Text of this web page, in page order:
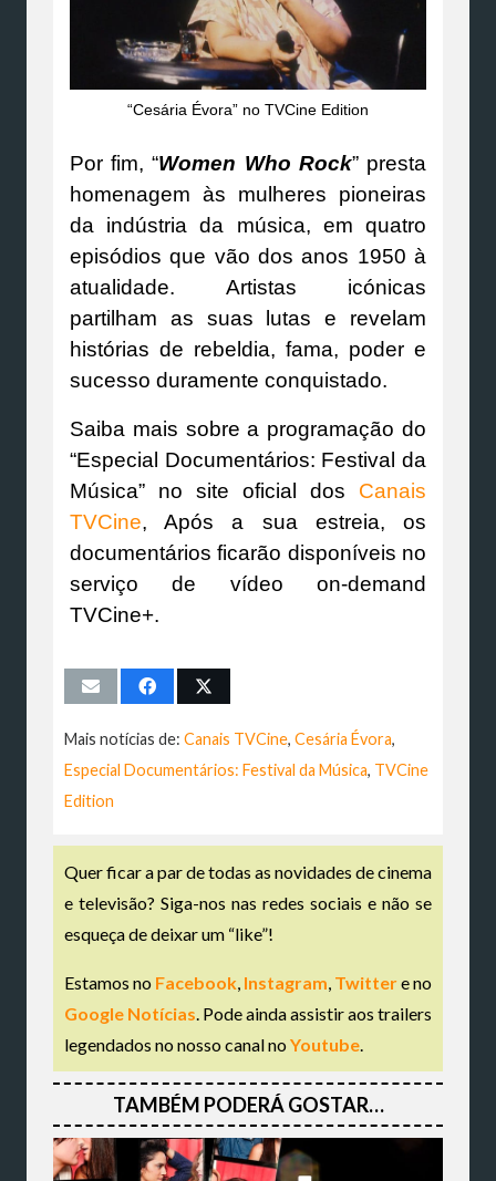
“Cesária Évora” no TVCine Edition
Por fim, “Women Who Rock” presta
homenagem às mulheres pioneiras
da indústria da música, em quatro
episódios que vão dos anos 1950 à
atualidade. Artistas icónicas
partilham as suas lutas e revelam
histórias de rebeldia, fama, poder e
sucesso duramente conquistado.
Saiba mais sobre a programação do
“Especial Documentários: Festival da
Música” no site oficial dos Canais
TVCine, Após a sua estreia, os
documentários ficarão disponíveis no
serviço de vídeo on-demand
TVCine+.
Mais notícias de: Canais TVCine, Cesária Évora,
Especial Documentários: Festival da Música, TVCine
Edition
Quer ficar a par de todas as novidades de cinema
e televisão? Siga-nos nas redes sociais e não se
esqueça de deixar um “like”!
Estamos no Facebook Instagram Twittere no
Google Notícias . Pode ainda assistir aos trailers
legendados no nosso canal noYoutube
TAMBÉM PODERÁ GOSTAR…